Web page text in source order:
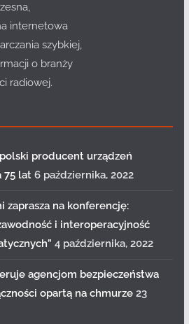
internetowa
szybkiej,
o branży
radiowej.
producent urządzeń
75 lat 6 października, 2022
zaprasza na konferencję:
i interoperacyjność
4 października, 2022
agencjom bezpieczeństwa
opartą na chmurze 23